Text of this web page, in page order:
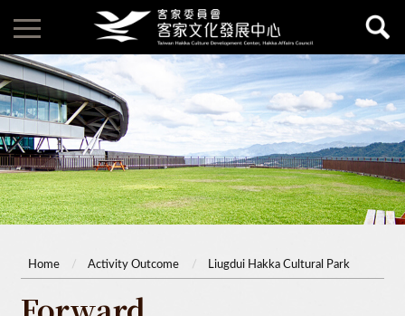
Home Activity Outcome Liugdui Hakka Cultural Park